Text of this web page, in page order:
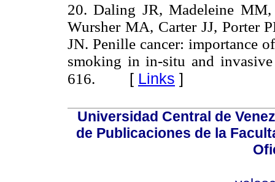
20. Daling JR, Madeleine
Wursher MA, Carter JJ, Porter
JN. Penille cancer: importance
smoking in in-situ and
616. [ Links ]
Universidad Central de
de Publicaciones de la